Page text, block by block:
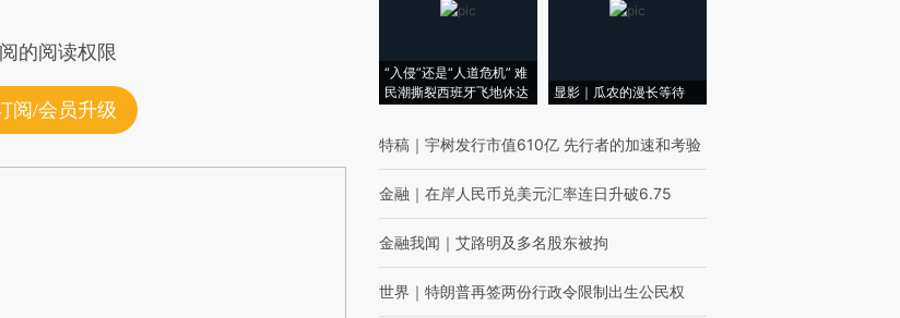
的阅读权限
阅/会员升级
“入侵”还是“人道危机” 难
民潮撕裂西班牙飞地休达
显影｜瓜农的漫长等待
特稿 ｜ 宇树发行市值610亿 先行者的加速和考验
金融 ｜ 在岸人民币兑美元汇率连日升破6.75
金融我闻 ｜ 艾路明及多名股东被拘
世界 ｜ 特朗普再签两份行政令限制出生公民权